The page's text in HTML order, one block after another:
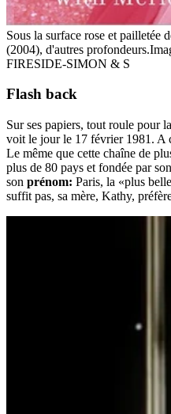
Sous la surface rose et pailletée
(2004), d'autres profondeurs.
FIRESIDE-SIMON & S
Flash back
Sur ses papiers, tout roule pour
voit le jour le 17 février 1981. A
Le même que cette chaîne de
plus de 80 pays et fondée par
son prénom: Paris, la «plus
suffit pas, sa mère, Kathy,